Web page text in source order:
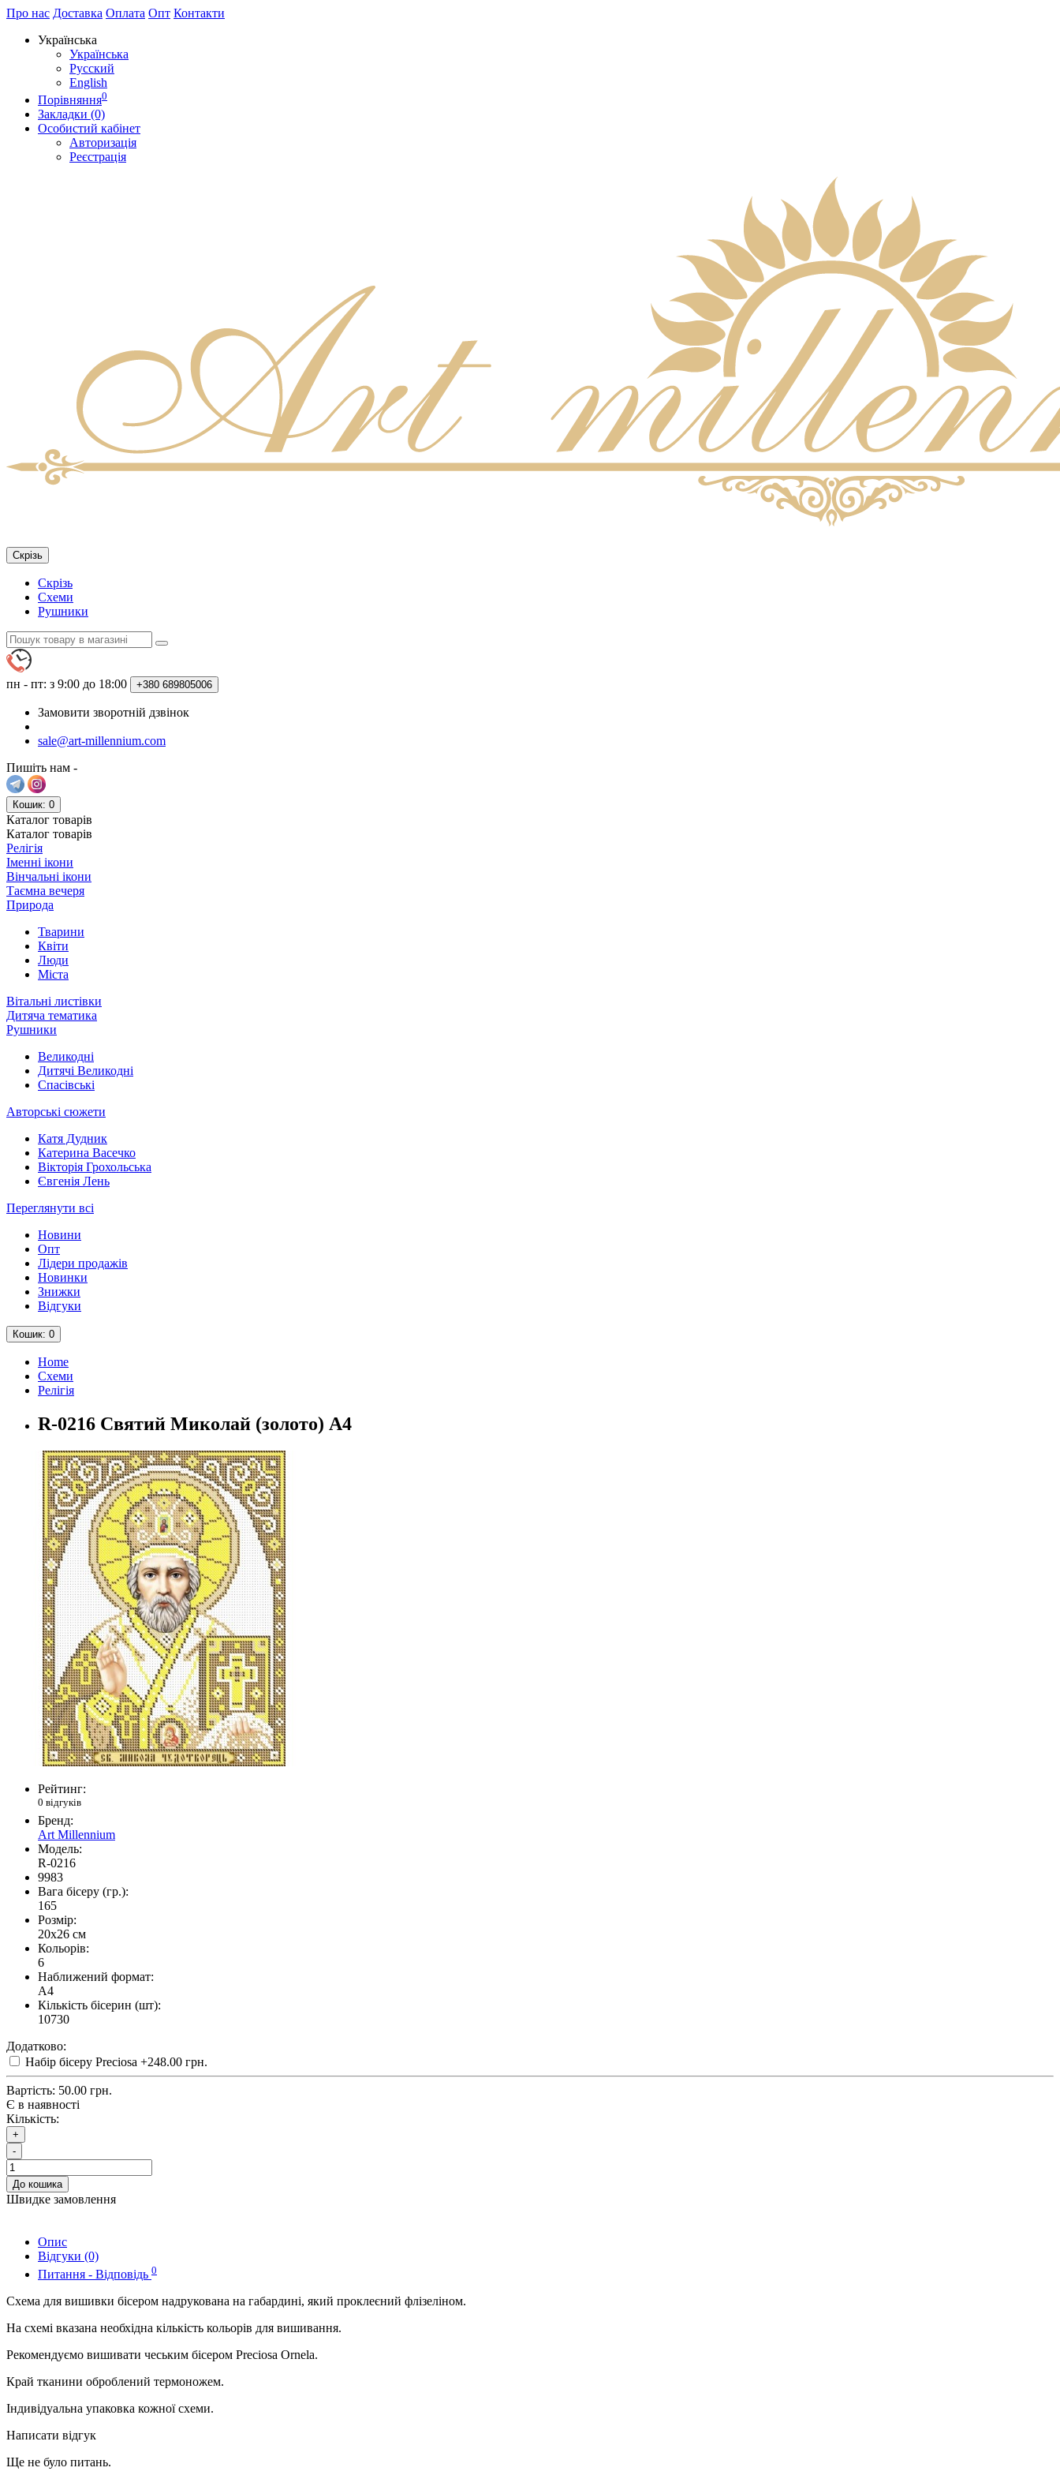
Про нас Доставка Оплата Опт Контакти
Українська
Українська
Русский
English
Порівняння0
Закладки (0)
Особистий кабінет
Авторизація
Реєстрація
Скрізь
Скрізь
Схеми
Рушники
пн - пт: з 9:00 до 18:00 +380 689805006
Замовити зворотній дзвінок
sale@art-millennium.com
Пишіть нам -
Кошик: 0
Каталог товарів
Каталог товарів
Релігія
Іменні ікони
Вінчальні ікони
Таємна вечеря
Природа
Тварини
Квіти
Люди
Міста
Вітальні листівки
Дитяча тематика
Рушники
Великодні
Дитячі Великодні
Спасівські
Авторські сюжети
Катя Дудник
Катерина Васечко
Вікторія Грохольська
Євгенія Лень
Переглянути всі
Новини
Опт
Лідери продажів
Новинки
Знижки
Відгуки
Кошик: 0
Home
Схеми
Релігія
R-0216 Святий Миколай (золото) А4
Рейтинг:
0 відгуків
Бренд:
Art Millennium
Модель:
R-0216
9983
Вага бісеру (гр.):
165
Розмір:
20x26 см
Кольорів:
6
Наближений формат:
A4
Кількість бісерин (шт):
10730
Додатково:
Набір бісеру Preciosa +248.00 грн.
Вартість: 50.00 грн.
Є в наявності
Кількість:
+
-
До кошика
Швидке замовлення
Опис
Відгуки (0)
Питання - Відповідь 0
Схема для вишивки бісером надрукована на габардині, який проклеєний флізеліном.
На схемі вказана необхідна кількість кольорів для вишивання.
Рекомендуємо вишивати чеським бісером Preciosa Ornela.
Край тканини оброблений термоножем.
Індивідуальна упаковка кожної схеми.
Написати відгук
Ще не було питань.